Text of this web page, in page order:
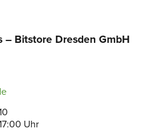
– Bitstore Dresden GmbH
Uhr